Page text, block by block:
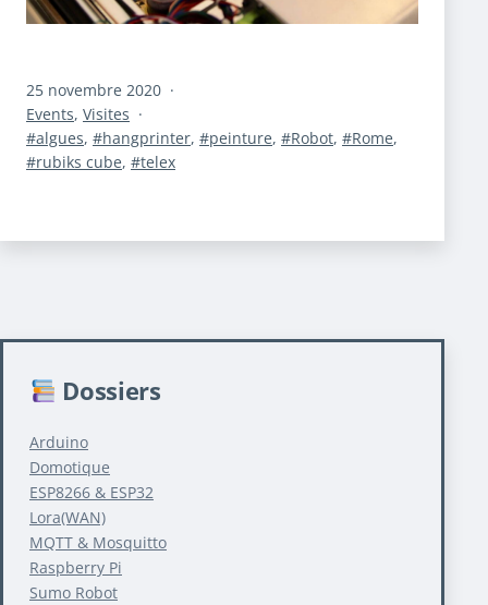
Publié
le
25 novembre 2020
Catégorisé
comme
Events, Visites
Étiqueté
algues, hangprinter, peinture, Robot, Rome,
rubiks cube, telex
Dossiers
Arduino
Domotique
ESP8266 & ESP32
Lora(WAN)
MQTT & Mosquitto
Raspberry Pi
Sumo Robot